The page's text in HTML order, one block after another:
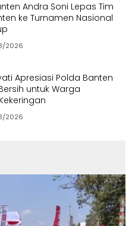
Andra Soni Lepas Tim
ke Turnamen Nasional
2026
Apresiasi Polda Banten
untuk Warga
2026